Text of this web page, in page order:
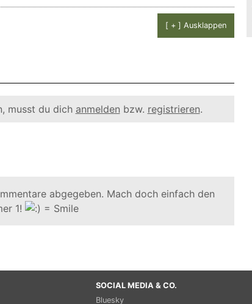
[ + ] Ausklappen
musst du dich anmelden bzw. registrieren.
abgegeben. Mach doch einfach den
1!
SOCIAL MEDIA & CO.
Bluesky